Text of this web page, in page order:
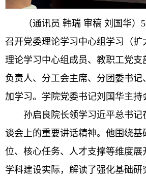
（通讯员 韩瑞 审稿 刘国华）
召开党委理论学习中心组学习（扩
理论学习中心组成员、教职工党支
负责人、分工会主席、分团委书记
加学习。学院党委书记刘国华主持
孙启良院长领学习近平总书记
谈会上的重要讲话精神。他围绕基
位、核心任务、人才支撑等维度展
学科建设实际，解读了强化基础研